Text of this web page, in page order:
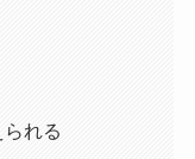
れる